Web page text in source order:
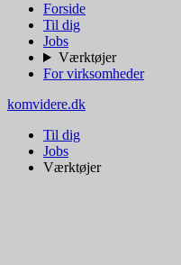
Forside
Til dig
Jobs
Værktøjer
For virksomheder
komvidere.dk
Til dig
Jobs
Værktøjer